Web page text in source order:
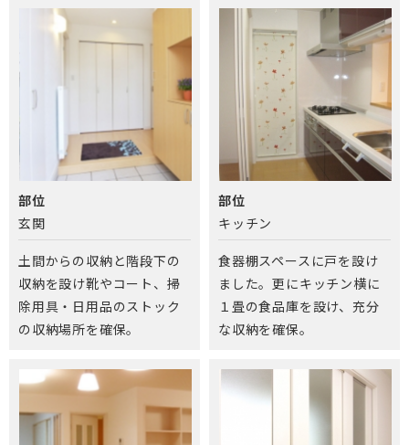
部位
玄関
土間からの収納と階段下の
収納を設け靴やコート、掃
除用具・日用品のストック
の収納場所を確保。
部位
キッチン
食器棚スペースに戸を設け
ました。更にキッチン横に
１畳の食品庫を設け、充分
な収納を確保。